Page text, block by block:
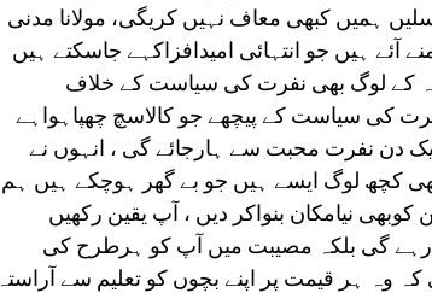
ہمیں کبھی معاف نہیں کریگی، مولانا مدنی
آئے ہیں جو انتہائی امیدافزاکہے جاسکتے ہیں
کے لوگ بھی نفرت کی سیاست کے خلاف
کی سیاست کے پیچھے جو کالاسچ چھپاہواہے
دن نفرت محبت سے ہارجائے گی ، انہوں نے
کچھ لوگ ایسے ہیں جو بے گھر ہوچکے ہیں ہم
نیامکان بنواکر دیں ، آپ یقین رکھیں
گی بلکہ مصیبت میں آپ کو ہرطرح کی
وہ ہر قیمت پر اپنے بچوں کو تعلیم سے آراستہ